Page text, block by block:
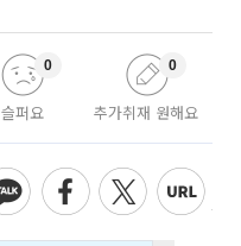
슬퍼요
0
추가취재 원해요
0